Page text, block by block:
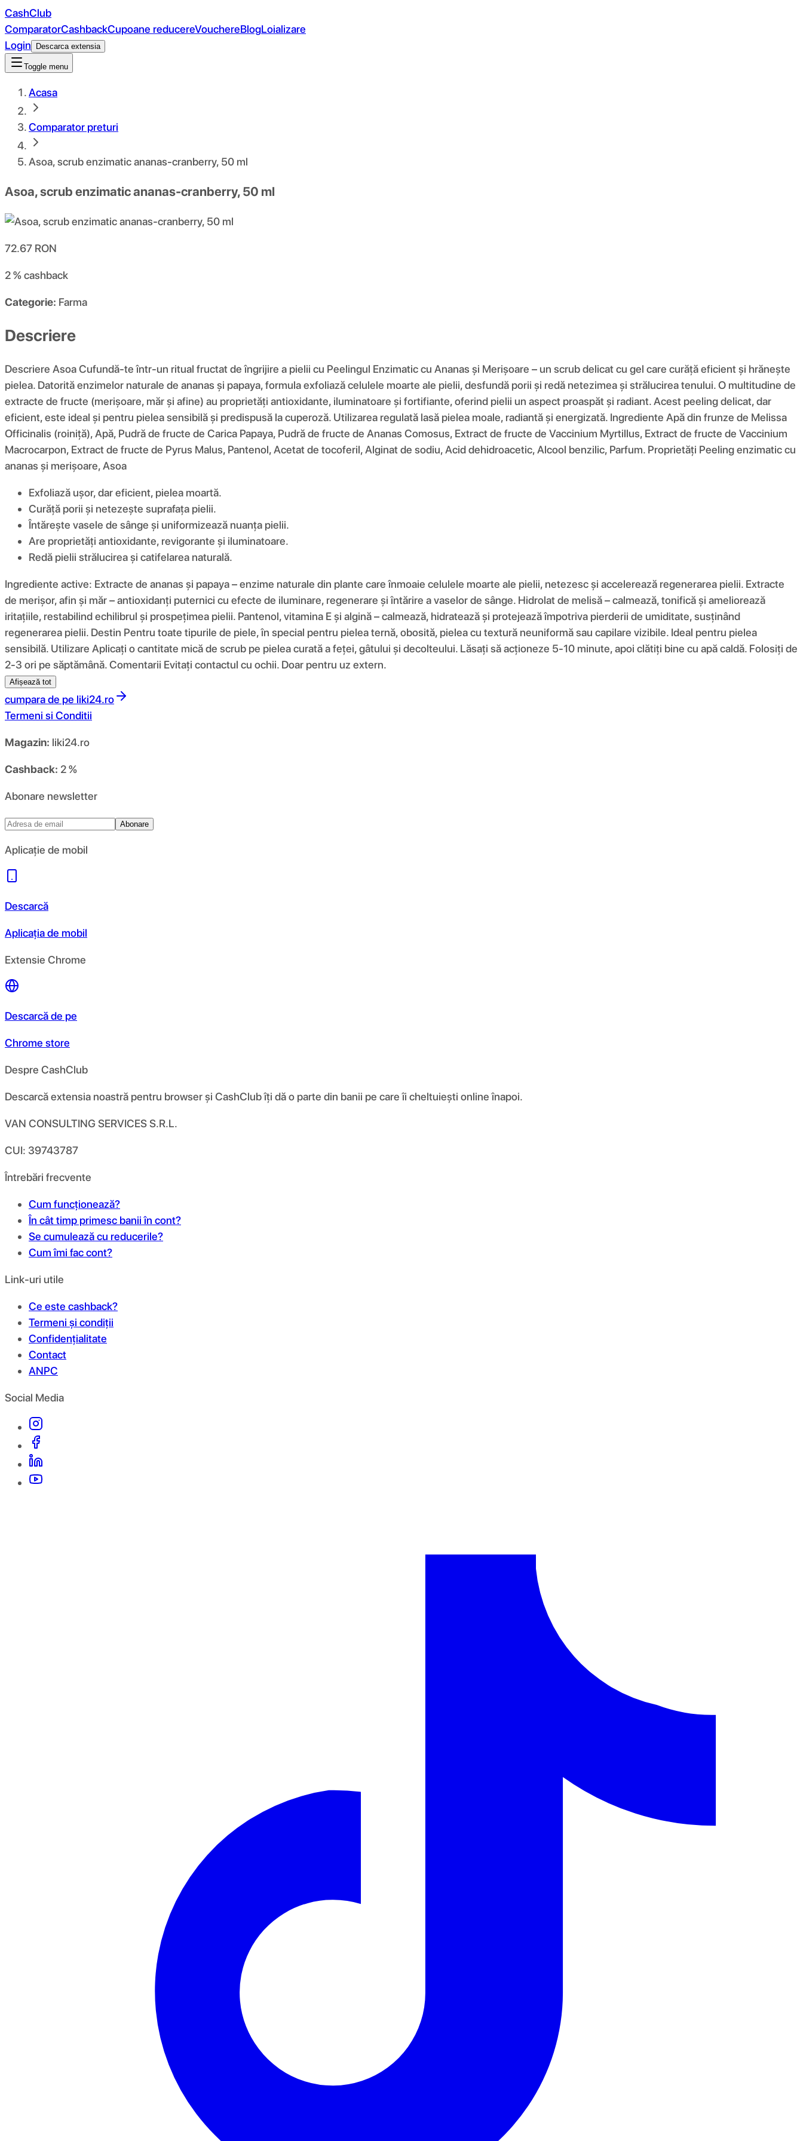
CashClub
ComparatorCashbackCupoane reducereVouchereBlogLoializare
Login
Descarca extensia
Toggle menu
Acasa
Comparator preturi
Asoa, scrub enzimatic ananas-cranberry, 50 ml
Asoa, scrub enzimatic ananas-cranberry, 50 ml
72.67 RON
2 %cashback
Categorie: Farma
Descriere
Descriere Asoa Cufundă-te într-un ritual fructat de îngrijire a pielii cu Peelingul Enzimatic cu Ananas și Merișoare – un scrub delicat cu gel care curăță eficient și hrănește
pielea. Datorită enzimelor naturale de ananas și papaya, formula exfoliază celulele moarte ale pielii, desfundă porii și redă netezimea și strălucirea tenului. O multitudine de
extracte de fructe (merișoare, măr și afine) au proprietăți antioxidante, iluminatoare și fortifiante, oferind pielii un aspect proaspăt și radiant. Acest peeling delicat, dar
eficient, este ideal și pentru pielea sensibilă și predispusă la cuperoză. Utilizarea regulată lasă pielea moale, radiantă și energizată. Ingrediente Apă din frunze de Melissa
Officinalis (roiniță), Apă, Pudră de fructe de Carica Papaya, Pudră de fructe de Ananas Comosus, Extract de fructe de Vaccinium Myrtillus, Extract de fructe de Vaccinium
Macrocarpon, Extract de fructe de Pyrus Malus, Pantenol, Acetat de tocoferil, Alginat de sodiu, Acid dehidroacetic, Alcool benzilic, Parfum. Proprietăți Peeling enzimatic cu
ananas și merișoare, Asoa
Exfoliază ușor, dar eficient, pielea moartă.
Curăță porii și netezește suprafața pielii.
Întărește vasele de sânge și uniformizează nuanța pielii.
Are proprietăți antioxidante, revigorante și iluminatoare.
Redă pielii strălucirea și catifelarea naturală.
Ingrediente active: Extracte de ananas și papaya – enzime naturale din plante care înmoaie celulele moarte ale pielii, netezesc și accelerează regenerarea pielii. Extracte
de merișor, afin și măr – antioxidanți puternici cu efecte de iluminare, regenerare și întărire a vaselor de sânge. Hidrolat de melisă – calmează, tonifică și ameliorează
iritațiile, restabilind echilibrul și prospețimea pielii. Pantenol, vitamina E și algină – calmează, hidratează și protejează împotriva pierderii de umiditate, susținând
regenerarea pielii. Destin Pentru toate tipurile de piele, în special pentru pielea ternă, obosită, pielea cu textură neuniformă sau capilare vizibile. Ideal pentru pielea
sensibilă. Utilizare Aplicați o cantitate mică de scrub pe pielea curată a feței, gâtului și decolteului. Lăsați să acționeze 5-10 minute, apoi clătiți bine cu apă caldă. Folosiți de
2-3 ori pe săptămână. Comentarii Evitați contactul cu ochii. Doar pentru uz extern.
Afișează tot
cumpara de pe liki24.ro
Termeni si Conditii
Magazin: liki24.ro
Cashback: 2 %
Abonare newsletter
Abonare
Aplicație de mobil
Descarcă
Aplicația de mobil
Extensie Chrome
Descarcă de pe
Chrome store
Despre CashClub
Descarcă extensia noastră pentru browser și CashClub îți dă o parte din banii pe care îi cheltuiești online înapoi.
VAN CONSULTING SERVICES S.R.L.
CUI: 39743787
Întrebări frecvente
Cum funcționează?
În cât timp primesc banii în cont?
Se cumulează cu reducerile?
Cum îmi fac cont?
Link-uri utile
Ce este cashback?
Termeni și condiții
Confidențialitate
Contact
ANPC
Social Media